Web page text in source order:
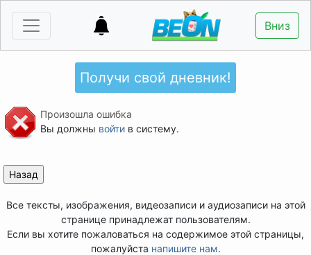
Вниз
Получи свой дневник!
Произошла ошибка
Вы должны войтив систему.
Все тексты, изображения, видеозаписи и аудиозаписи на этой
странице принадлежат пользователям.
Если вы хотите пожаловаться на содержимое этой страницы,
пожалуйста напишите нам.